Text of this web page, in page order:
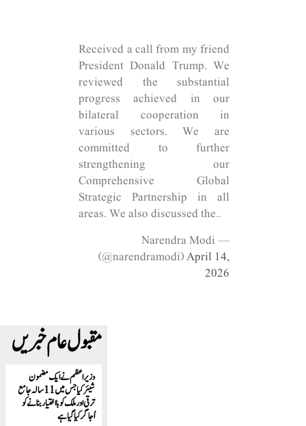
Received a call from my friend
President Donald Trump. We
reviewed the substantial
progress achieved in our
bilateral cooperation in
various sectors. We are
committed to further
strengthening our
Comprehensive Global
Strategic Partnership in all
areas. We also discussed the…
— Narendra Modi
(@narendramodi)April 14,
2026
مقبول عام خبریں
وزیراعظم نے ایک مضمون
شیئرکیا جس میں 11 سالہ جامع
ترقی اور ملک کوبا اختیار بنانےکو
اُجاگر کیا گیا ہے